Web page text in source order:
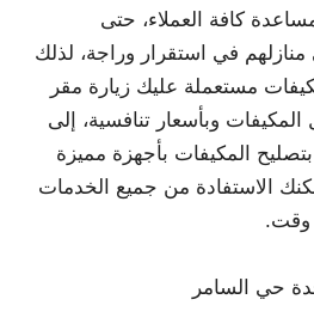
كافة العملاء، حتى
في استقرار وراجة، لذلك
مستعملة عليك زيارة مقر
وبأسعار تنافسية، إلى
المكيفات بأجهزة مميزة
الاستفادة من جميع الخدمات
وقت.
حي السامر